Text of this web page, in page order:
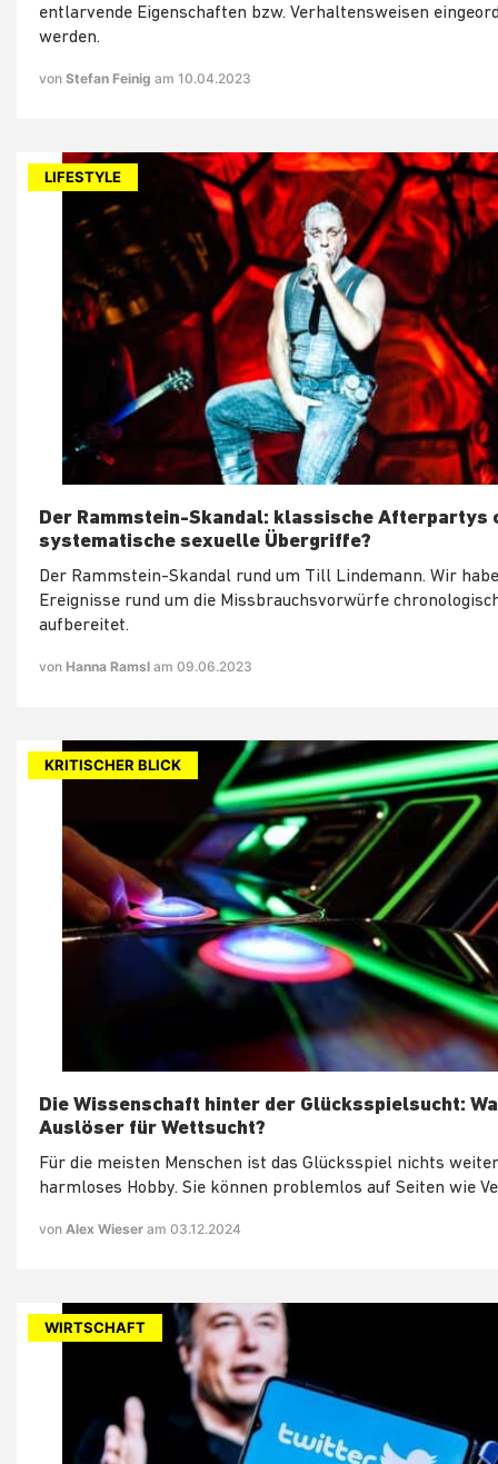
entlarvende Eigenschaften bzw. Verhaltensweisen
werden.
von Stefan Feinig am 10.04.2023
LIFESTYLE
Der Rammstein-Skandal: klassische Afterpartys
systematische sexuelle Übergriffe?
Der Rammstein-Skandal rund um Till Lindemann. Wir
Ereignisse rund um die Missbrauchsvorwürfe
aufbereitet.
von Hanna Ramsl am 09.06.2023
KRITISCHER BLICK
Die Wissenschaft hinter der Glücksspielsucht:
Auslöser für Wettsucht?
Für die meisten Menschen ist das Glücksspiel nichts
harmloses Hobby. Sie können problemlos auf Seiten wie
von Alex Wieser am 03.12.2024
WIRTSCHAFT